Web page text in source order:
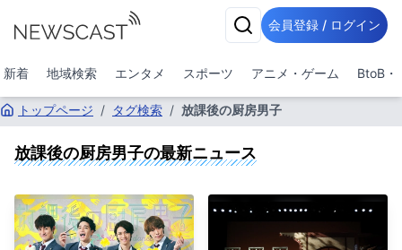
会員登録 / ログイン
新着 地域検索 エンタメ スポーツ アニメ・ゲーム BtoB・
トップページ / タグ検索 / 放課後の厨房男子
放課後の厨房男子の最新ニュース